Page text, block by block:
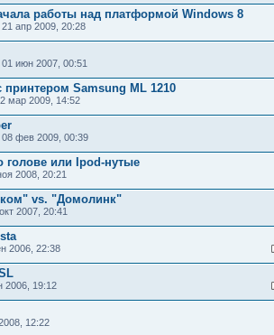
работы над платформой Windows 8
21 апр 2009, 20:28
01 июн 2007, 00:51
принтером Samsung ML 1210
мар 2009, 14:52
08 фев 2009, 00:39
голове или Ipod-нутые
2008, 20:21
vs. "Домолинк"
2007, 20:41
2006, 22:38
2006, 19:12
12:22